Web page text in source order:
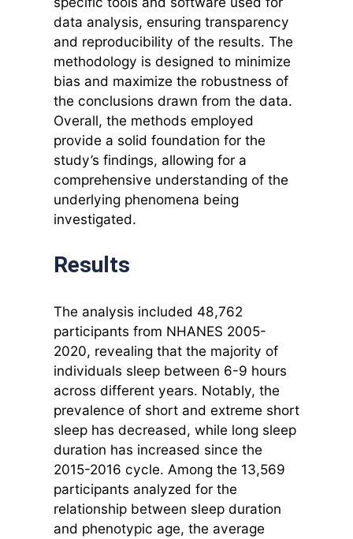
data analysis, ensuring transparency
and reproducibility of the results. The
methodology is designed to minimize
bias and maximize the robustness of
the conclusions drawn from the data.
Overall, the methods employed
provide a solid foundation for the
study’s findings, allowing for a
comprehensive understanding of the
underlying phenomena being
investigated.
Results
The analysis included 48,762
participants from NHANES 2005-
2020, revealing that the majority of
individuals sleep between 6-9 hours
across different years. Notably, the
prevalence of short and extreme short
sleep has decreased, while long sleep
duration has increased since the
2015-2016 cycle. Among the 13,569
participants analyzed for the
relationship between sleep duration
and phenotypic age, the average